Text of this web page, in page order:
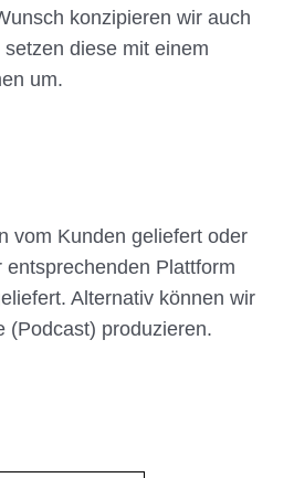
konzipieren wir auch
diese mit einem
um.
vom Kunden geliefert oder
Plattform
Alternativ können wir
(Podcast) produzieren.